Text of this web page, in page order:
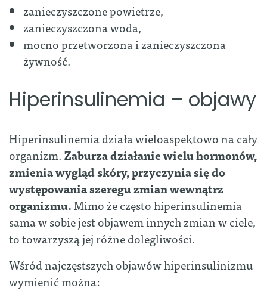
zanieczyszczone powietrze,
zanieczyszczona woda,
mocno przetworzona i zanieczyszczona
żywność.
Hiperinsulinemia – objawy
Hiperinsulinemia działa wieloaspektowo na cały
organizm.Zaburza działanie wielu hormonów,
zmienia wygląd skóry, przyczynia się do
występowania szeregu zmian wewnątrz
organizmu.Mimo że często hiperinsulinemia
sama w sobie jest objawem innych zmian w ciele,
to towarzyszą jej różne dolegliwości.
Wśród najczęstszych objawów hiperinsulinizmu
wymienić można: